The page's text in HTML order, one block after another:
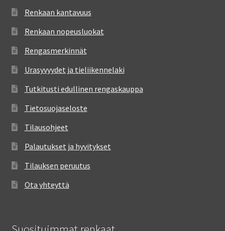
Renkaan kantavuus
Renkaan nopeusluokat
Rengasmerkinnät
Urasyvyydet ja tieliikennelaki
Tutkitusti edullinen rengaskauppa
Tietosuojaseloste
Tilausohjeet
Palautukset ja hyvitykset
Tilauksen peruutus
Ota yhteyttä